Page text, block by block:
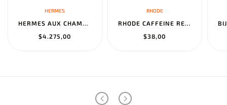
HERMES
HERMES AUX CHAMPS EN FLEURS" PANTS NOIR
$4.275,00
RHODE
RHODE CAFFEINE RESET SCULPTING CREAM MASK
$38,00